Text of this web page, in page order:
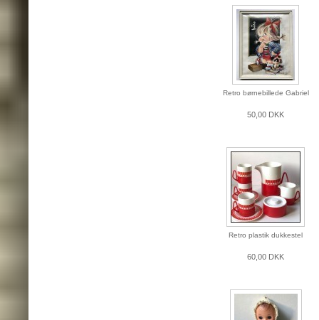
Retro børnebillede Gabriel
50,00 DKK
Retro plastik dukkestel
60,00 DKK